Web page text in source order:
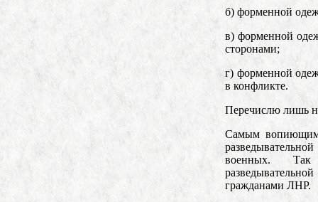
б) форменной
в) форменной
сторонами;
г) форменной
в конфликте.
Перечислю лишь
Самым вопиющим
военных. Так
гражданами ЛНР.